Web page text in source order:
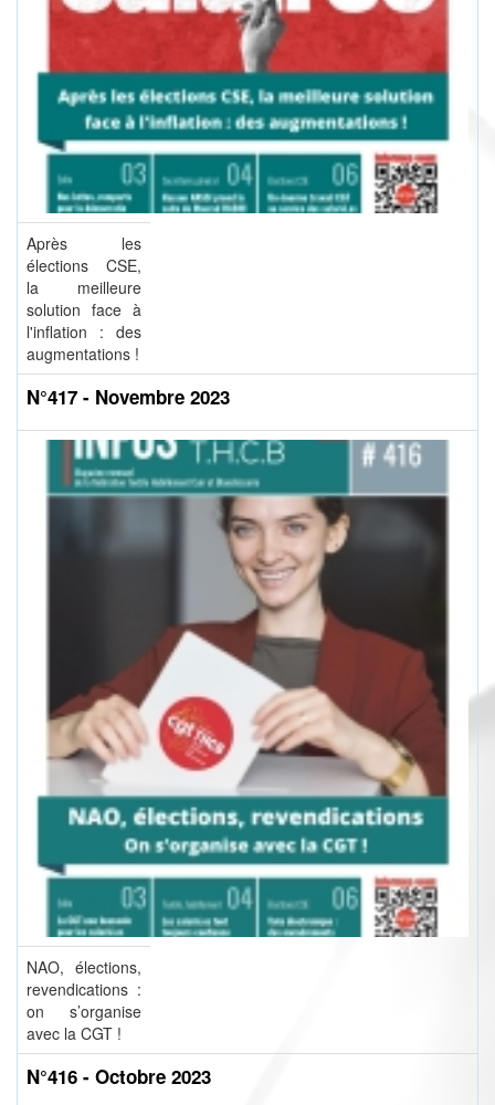
Après les
élections CSE,
la meilleure
solution face à
l'inflation : des
augmentations !
N°417 - Novembre 2023
NAO, élections,
revendications :
on s’organise
avec la CGT !
N°416 - Octobre 2023